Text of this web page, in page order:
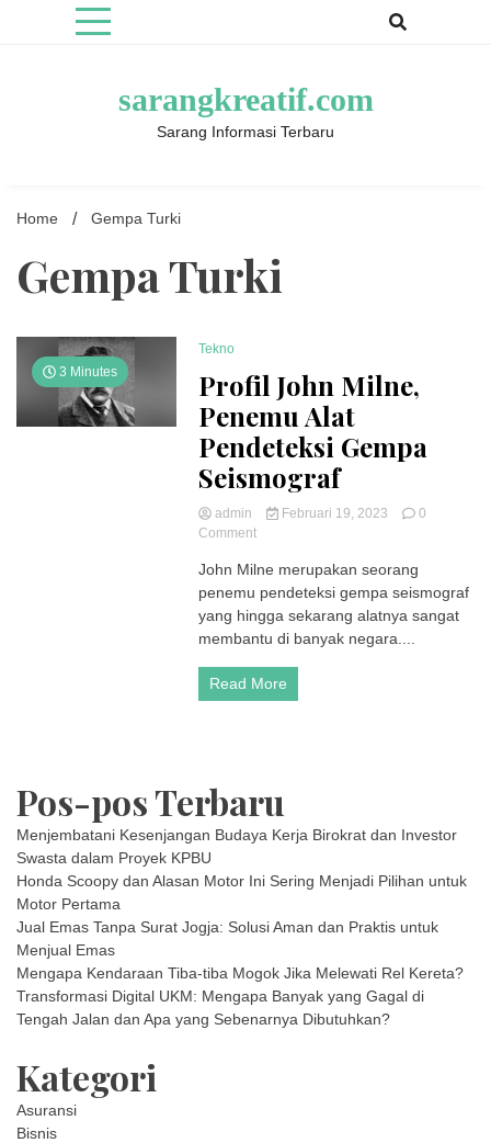
sarangkreatif.com
Sarang Informasi Terbaru
Home Gempa Turki
Gempa Turki
3 Minutes
Tekno
Profil John Milne,
Penemu Alat
Pendeteksi Gempa
Seismograf
admin Februari 19, 2023
0
Commenton
John
Milne,
Penemu
Alat
Pendeteksi
Gempa
Seismograf
John Milne merupakan seorang
penemu pendeteksi gempa seismograf
yang hingga sekarang alatnya sangat
membantu di banyak negara....
Read More
Pos-pos Terbaru
Menjembatani Kesenjangan Budaya Kerja Birokrat dan Investor
Swasta dalam Proyek KPBU
Honda Scoopy dan Alasan Motor Ini Sering Menjadi Pilihan untuk
Motor Pertama
Jual Emas Tanpa Surat Jogja: Solusi Aman dan Praktis untuk
Menjual Emas
Mengapa Kendaraan Tiba-tiba Mogok Jika Melewati Rel Kereta?
Transformasi Digital UKM: Mengapa Banyak yang Gagal di
Tengah Jalan dan Apa yang Sebenarnya Dibutuhkan?
Kategori
Asuransi
Bisnis